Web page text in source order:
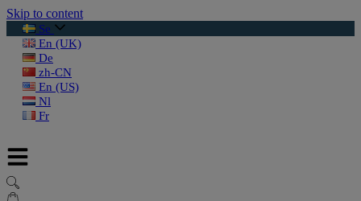
Skip to content
Se
En (UK)
De
zh-CN
En (US)
Nl
Fr